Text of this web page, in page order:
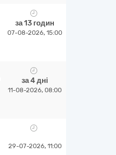
за 13 годин
07-08-2026, 15:00
за 4 дні
11-08-2026, 08:00
29-07-2026, 11:00